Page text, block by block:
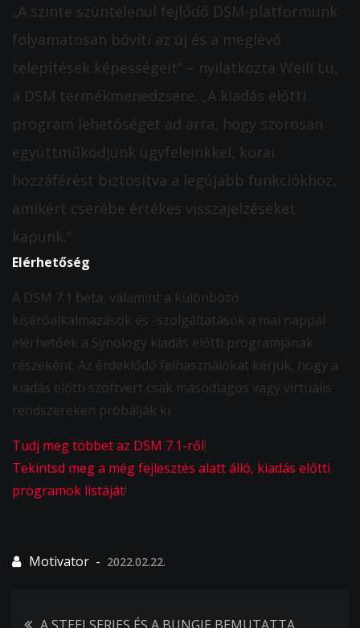
„A szinte szüntelenül fejlődő DSM-platformunk
folyamatosan bővíti az új és a meglévő
telepítések képességeit” – nyilatkozta Weili Lu,
a DSM termékmenedzsere. „A kiadás előtti
program lehetőséget ad arra, hogy szorosan
együttműködjünk ügyfeleinkkel, korai
hozzáférést biztosítva a legújabb funkciókhoz,
amikért cserébe értékes visszajelzéseket
kapunk.”
Elérhetőség
A DSM 7.1 béta, valamint a különböző
kísérőalkalmazások és -szolgáltatások a mai nappal
elérhetőek a Synology kiadás előtti programjának
részeként. Az érdeklődő felhasználókat kérjük, hogy a
kiadás előtti szoftvert csak másodlagos vagy virtuális
rendszereken próbálják ki.
Tudj meg többet az DSM 7.1-ről!
Tekintsd meg a még fejlesztés alatt álló, kiadás előtti
programok listáját!
2022.02.22.